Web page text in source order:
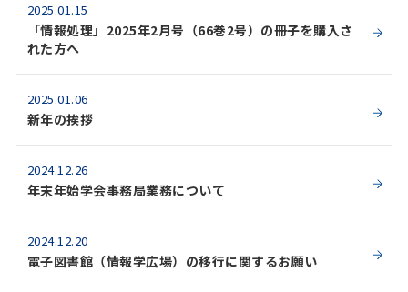
2025.01.15
「情報処理」2025年2月号（66巻2号）の冊子を購入さ
れた方へ
2025.01.06
新年の挨拶
2024.12.26
年末年始学会事務局業務について
2024.12.20
電子図書館（情報学広場）の移行に関するお願い